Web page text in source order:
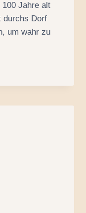
Jahre alt
durchs Dorf
um wahr zu